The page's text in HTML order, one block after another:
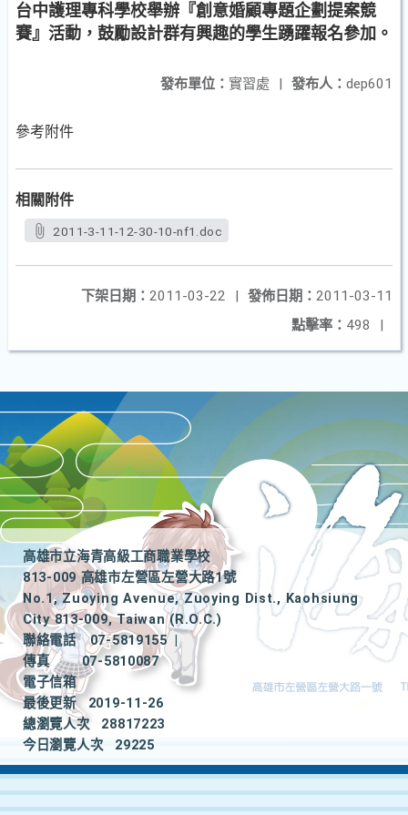
台中護理專科學校舉辦『創意婚顧專題企劃提案競
賽』活動，鼓勵設計群有興趣的學生踴躍報名參加。
發布人： dep601
發布單位： 實習處 |
參考附件
相關附件
2011-3-11-12-30-10-nf1.doc
發佈日期： 2011-03-11
下架日期： 2011-03-22
|
點擊率： 498 |
高雄市立海青高級工商職業學校
813-009 高雄市左營區左營大路1號
No.1, Zuoying Avenue, Zuoying Dist., Kaohsiung
City 813-009, Taiwan (R.O.C.)
聯絡電話
07-5819155
|
傳真
07-5810087
電子信箱
最後更新
2019-11-26
總瀏覽人次
28817223
今日瀏覽人次
29225